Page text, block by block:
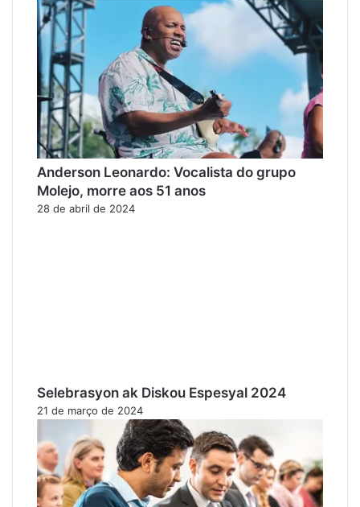
Anderson Leonardo: Vocalista do grupo
Molejo, morre aos 51 anos
28 de abril de 2024
Selebrasyon ak Diskou Espesyal 2024
21 de março de 2024